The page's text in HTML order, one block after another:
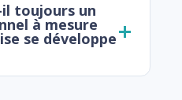
toujours un
à mesure
se développe